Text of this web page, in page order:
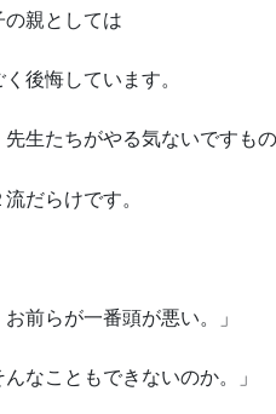
の親としては
後悔しています。
生たちがやる気ないですも
だらけです。
前らが一番頭が悪い。」
なこともできないのか。」